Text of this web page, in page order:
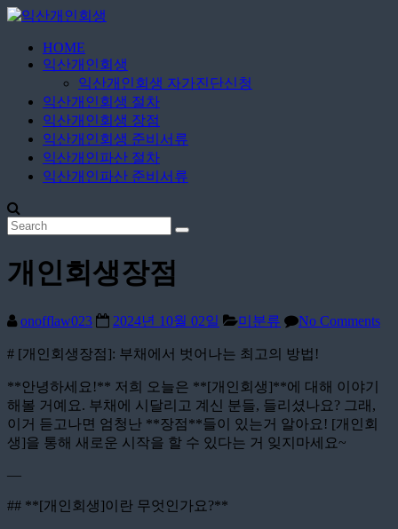
Skip
content
365
일
24
간
HOME
익산개인회생
익산개인회생 자가진단신청
익산개인회생 절차
익산개인회생 장점
익산개인회생 준비서류
익산개인파산 절차
익산개인파산 준비서류
개인회생장점
onofflaw023 2024년 10월 02일 미분류 No Comments
# [개인회생장점]: 부채에서 벗어나는 최고의 방법!
**안녕하세요!** 저희 오늘은 **[개인회생]**에 대해 이야기
해볼 거예요. 부채에 시달리고 계신 분들, 들리셨나요? 그래,
이거 듣고나면 엄청난 **장점**들이 있는거 알아요! [개인회
생]을 통해 새로운 시작을 할 수 있다는 거 잊지마세요~
—
## **[개인회생]이란 무엇인가요?**